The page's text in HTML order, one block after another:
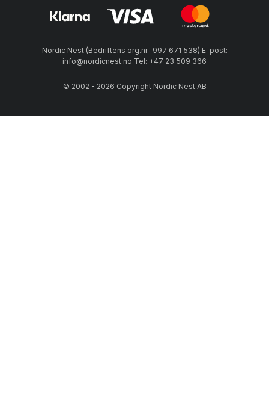
Nordic Nest (Bedriftens org.nr.: 997 671 538) E-post:
info@nordicnest.no Tel: +47 23 509 366
© 2002 - 2026 Copyright Nordic Nest AB